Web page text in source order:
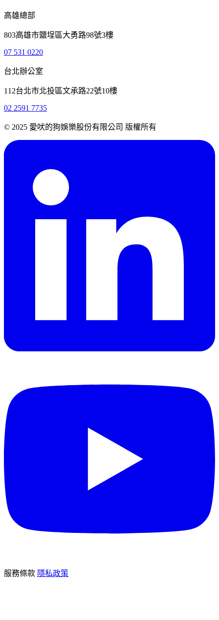
高雄總部
803高雄市鹽埕區大勇路98號3樓
07 531 0220
台北辦公室
112台北市北投區文承路22號10樓
02 2591 7735
© 2025 愛吠的狗娛樂股份有限公司 版權所有
服務條款 隱私政策